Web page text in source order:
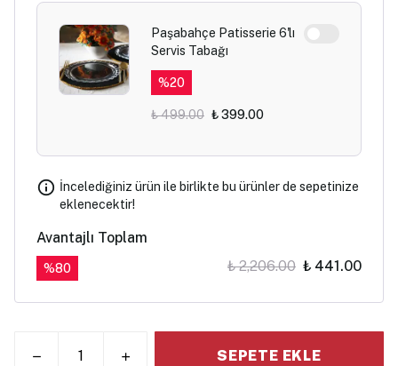
Paşabahçe Patisserie 6'lı
Servis Tabağı
%20
₺ 499.00 ₺ 399.00
İncelediğiniz ürün ile birlikte bu ürünler de sepetinize
eklenecektir!
Avantajlı Toplam
%80 ₺ 2,206.00 ₺ 441.00
SEPETE EKLE